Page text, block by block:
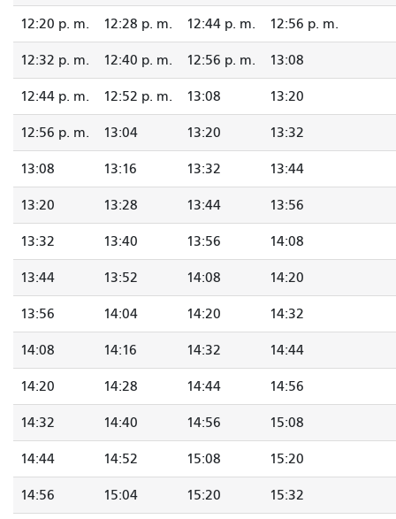
12:20 p. m. 12:28 p. m. 12:44 p. m. 12:56 p. m.
12:32 p. m. 12:40 p. m. 12:56 p. m. 13:08
12:44 p. m. 12:52 p. m. 13:08 13:20
12:56 p. m. 13:04 13:20 13:32
13:08 13:16 13:32 13:44
13:20 13:28 13:44 13:56
13:32 13:40 13:56 14:08
13:44 13:52 14:08 14:20
13:56 14:04 14:20 14:32
14:08 14:16 14:32 14:44
14:20 14:28 14:44 14:56
14:32 14:40 14:56 15:08
14:44 14:52 15:08 15:20
14:56 15:04 15:20 15:32